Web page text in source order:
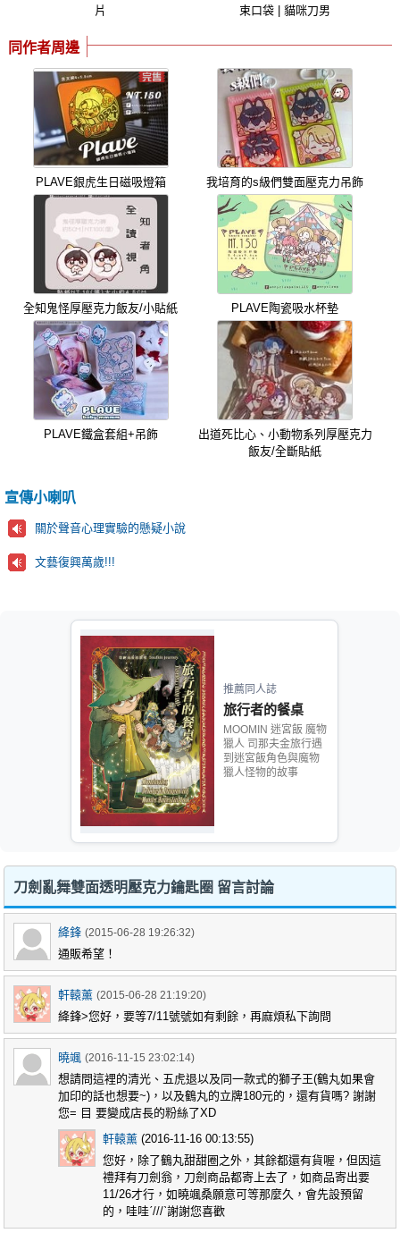
片 束口袋 | 貓咪刀男
同作者周邊
PLAVE銀虎生日磁吸燈箱 我培育的s級們雙面壓克力吊飾
全知鬼怪厚壓克力飯友/小貼紙 PLAVE陶瓷吸水杯墊
PLAVE鐵盒套組+吊飾
出道死比心、小動物系列厚壓克力
飯友/全斷貼紙
宣傳小喇叭
關於聲音心理實驗的懸疑小說
文藝復興萬歲!!!
推薦同人誌
旅行者的餐桌
MOOMIN 迷宮飯 魔物
獵人 司那夫金旅行遇
到迷宮飯角色與魔物
獵人怪物的故事
刀劍亂舞雙面透明壓克力鑰匙圈 留言討論
絳鋒 (2015-06-28 19:26:32)
通販希望！
軒轅薰 (2015-06-28 21:19:20)
絳鋒>您好，要等7/11號號如有剩餘，再麻煩私下詢問
曉颯 (2016-11-15 23:02:14)
想請問這裡的清光、五虎退以及同一款式的獅子王(鶴丸如果會
加印的話也想要~)，以及鶴丸的立牌180元的，還有貨嗎? 謝謝
您= 目 要變成店長的粉絲了XD
軒轅薰 (2016-11-16 00:13:55)
您好，除了鶴丸甜甜圈之外，其餘都還有貨喔，但因這
禮拜有刀劍翁，刀劍商品都寄上去了，如商品寄出要
11/26才行，如曉颯桑願意可等那麼久，會先設預留
的，哇哇ˊ///ˋ謝謝您喜歡